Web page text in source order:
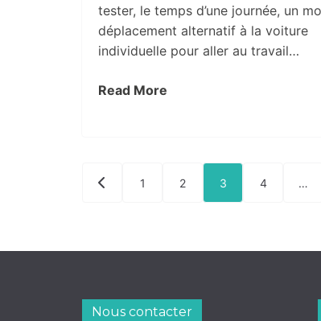
tester, le temps d’une journée, un
déplacement alternatif à la voiture
individuelle pour aller au travail…
Read More
des
1 2 3 4 …
Nous contacter